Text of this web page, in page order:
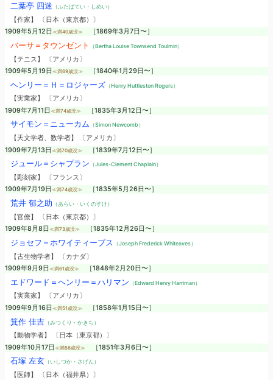
二葉亭 四迷 （ふたばてい・しめい）
【作家】 〔日本（東京都）〕
1909年5月12日 ≪満40歳没≫ ［1869年3月7日〜］
バーサ＝タウンゼント （Bertha Louise Townsend Toulmin）
【テニス】 〔アメリカ〕
1909年5月19日 ≪満69歳没≫ ［1840年1月29日〜］
ヘンリー＝Ｈ＝ロジャーズ （Henry Huttleston Rogers）
【実業家】 〔アメリカ〕
1909年7月11日 ≪満74歳没≫ ［1835年3月12日〜］
サイモン＝ニューカム （Simon Newcomb）
【天文学者、数学者】 〔アメリカ〕
1909年7月13日 ≪満70歳没≫ ［1839年7月12日〜］
ジュール＝シャプラン （Jules-Clement Chaplain）
【彫刻家】 〔フランス〕
1909年7月19日 ≪満74歳没≫ ［1835年5月26日〜］
荒井 郁之助 （あらい・いくのすけ）
【官僚】 〔日本（東京都）〕
1909年8月8日 ≪満73歳没≫ ［1835年12月26日〜］
ジョセフ＝ホワイティーブス （Joseph Frederick Whiteaves）
【古生物学者】 〔カナダ〕
1909年9月9日 ≪満61歳没≫ ［1848年2月20日〜］
エドワード＝ヘンリー＝ハリマン （Edward Henry Harriman）
【実業家】 〔アメリカ〕
1909年9月16日 ≪満51歳没≫ ［1858年1月15日〜］
箕作 佳吉（みつくり・かきち）
【動物学者】 〔日本（東京都）〕
1909年10月17日 ≪満58歳没≫ ［1851年3月6日〜］
石塚 左玄（いしづか・さげん）
【医師】 〔日本（福井県）〕